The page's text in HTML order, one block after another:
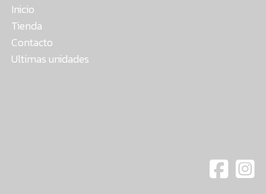
Inicio
Tienda
Contacto
Ultimas unidades